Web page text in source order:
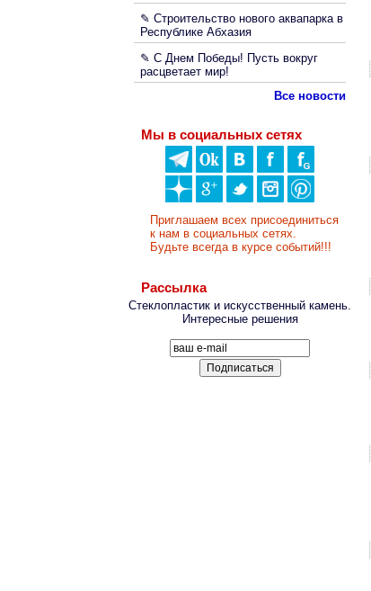
✎ Строительство нового аквапарка в
Республике Абхазия
✎ С Днем Победы! Пусть вокруг
расцветает мир!
Все новости
Мы в социальных сетях
Приглашаем всех присоединиться
к нам в социальных сетях.
Будьте всегда в курсе событий!!!
Рассылка
Стеклопластик и искусственный камень.
Интересные решения